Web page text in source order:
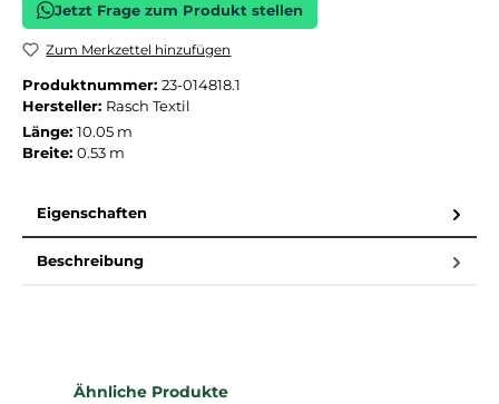
Jetzt Frage zum Produkt stellen
Zum Merkzettel hinzufügen
Produktnummer: 23-014818.1
Hersteller: Rasch Textil
Länge: 10.05 m
Breite: 0.53 m
Eigenschaften
Beschreibung
Produktgalerie überspringen
Ähnliche Produkte